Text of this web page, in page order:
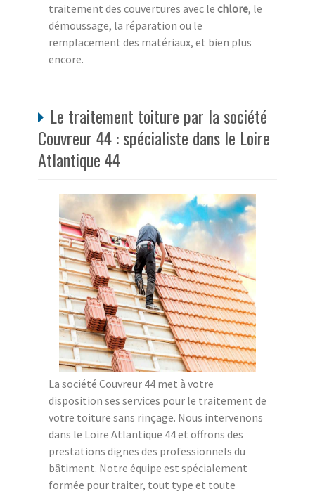
traitement des couvertures avec le chlore, le
démoussage, la réparation ou le
remplacement des matériaux, et bien plus
encore.
Le traitement toiture par la société
Couvreur 44 : spécialiste dans le Loire
Atlantique 44
La société Couvreur 44 met à votre
disposition ses services pour le traitement de
votre toiture sans rinçage. Nous intervenons
dans le Loire Atlantique 44 et offrons des
prestations dignes des professionnels du
bâtiment. Notre équipe est spécialement
formée pour traiter, tout type et toute